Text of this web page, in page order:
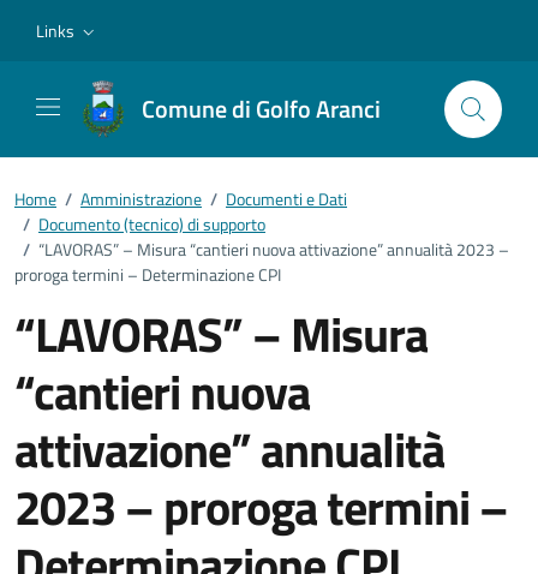
Links
Comune di Golfo Aranci
Home / Amministrazione / Documenti e Dati
/ Documento (tecnico) di supporto
/ “LAVORAS” – Misura “cantieri nuova attivazione” annualità 2023 –
proroga termini – Determinazione CPI
“LAVORAS” – Misura
“cantieri nuova
attivazione” annualità
2023 – proroga termini –